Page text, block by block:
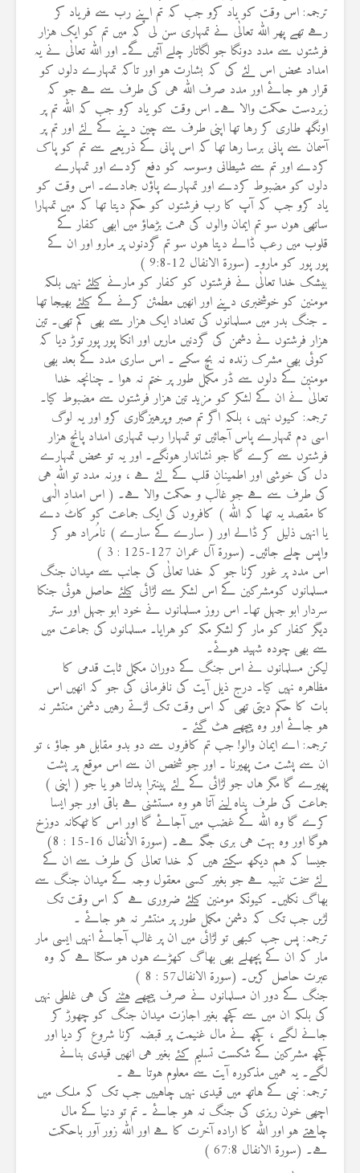
ترجمہ: اس وقت کو یاد کرو جب کہ تم اپنے رب سے فریاد کر
رہے تھے پھر اللہ تعالٰی نے تمہاری سن لی کہ میں تم کو ایک ہزار
فرشتوں سے مدد دونگا جو لگاتار چلے آئیں گے۔ اور اللہ تعالٰی نے یہ
امداد محض اس لئے کی کہ بشارت ہو اور تاکہ تمہارے دلوں کو
قرار ہو جائے اور مدد صرف اللہ ہی کی طرف سے ہے جو کہ
زبردست حکمت والا ہے۔ اس وقت کو یاد کرو جب کہ اللہ تم پر
اونگھ طاری کر رہا تھا اپنی طرف سے چین دینے کے لئے اور تم پر
آسمان سے پانی برسا رہا تھا کہ اس پانی کے ذریعے سے تم کو پاک
کردے اور تم سے شیطانی وسوسہ کو دفع کردے اور تمہارے
دلوں کو مضبوط کردے اور تمہارے پاؤں جمادے۔ اس وقت کو
یاد کرو جب کہ آپ کا رب فرشتوں کو حکم دیتا تھا کہ میں تمہارا
ساتھی ہوں سو تم ایمان والوں کی ہمت بڑھاؤ میں ابھی کفار کے
قلوب میں رعب ڈالے دیتا ہوں سو تم گردنوں پر مارو اور ان کے
پور پور کو مارو۔ (سورة الانفال 12-9:8 )
بیشک خدا تعالٰی نے فرشتوں کو کفار کو مارنے کیلئے نہیں بلکہ
مومنین کو خوشخبری دینے اور انھیں مطمئن کرنے کے کیلئے بھیجا تھا
۔ جنگ بدر میں مسلمانوں کی تعداد ایک ہزار سے بھی کم تھی۔ تین
ہزار فرشتوں نے دشمن کی گردنیں ماریں اور انکا پور پور توڑ دیا کہ
کوئی بھی مشرک زندہ نہ بچ سکے ۔ اس ساری مدد کے بعد بھی
مومنین کے دلوں سے ڈر مکمل طور پر ختم نہ ہوا ۔ چنانچہ خدا
تعالیٰ نے ان کے لشکر کو مزید تین ہزار فرشتوں سے مضبوط کیا۔
ترجمہ: کیوں نہیں ، بلکہ اگر تم صبر وپرہیزگاری کرو اور یہ لوگ
اسی دم تمہارے پاس آجائیں تو تمہارا رب تمہاری امداد پانچ ہزار
فرشتوں سے کرے گا جو نشاندار ہونگے۔ اور یہ تو محض تمہارے
دل کی خوشی اور اطمینانِ قلب کے لئے ہے ، ورنہ مدد تو اللہ ہی
کی طرف سے ہے جو غالب و حکمت والا ہے۔ ( اس امدادِ الٰہی
کا مقصد یہ تھا کہ اللہ ) کافروں کی ایک جماعت کو کاٹ دے
یا انہیں ذلیل کر ڈالے اور ( سارے کے سارے ) نامُراد ہو کر
واپس چلے جائیں۔ (سورۃ آل عمران 127-125 : 3 )
اس مدد پر غور کرنا جو کہ خدا تعالٰی کی جانب سے میدان جنگ
مسلمانوں کومشرکین کے اس لشکر سے لڑائی کیلئے حاصل ہوئی جنکا
سردار ابو جہل تھا۔ اس روز مسلمانوں نے خود ابو جہل اور ستر
دیگر کفار کو مار کر لشکر مکہ کو ہرایا۔ مسلمانوں کی جماعت میں
سے بھی چودہ شہید ہوئے۔
لیکن مسلمانوں نے اس جنگ کے دوران مکمل ثابت قدمی کا
مظاہرہ نہیں کیا۔ درج ذیل آیت کی نافرمانی کی جو کہ انھیں اس
بات کا حکم دیتی تھی کہ اس وقت تک لڑتے رہیں دشمن منتشر نہ
ہو جائے اور وہ پیچھے ہٹ گئے ۔
ترجمہ: اے ایمان والو! جب تم کافروں سے دو بدو مقابل ہو جاؤ ، تو
ان سے پشت مت پھیرنا ۔ اور جو شخص ان سے اس موقع پر پشت
پھیرے گا مگر ہاں جو لڑائی کے لئے پینترا بدلتا ہو یا جو ( اپنی )
جماعت کی طرف پناہ لینے آتا ہو وہ مستشنٰی ہے باقی اور جو ایسا
کرے گا وہ اللہ کے غضب میں آجائے گا اور اس کا ٹھکانہ دوزخ
ہوگا اور وہ بہت ہی بری جگہ ہے۔ (سورة الأنفال 16-15 : 8)
جیسا کہ ہم دیکھ سکتے ہیں کہ خدا تعالی کی طرف سے ان کے
لئے سخت تنبيہ ہے جو بغیر کسی معقول وجہ کے میدان جنگ سے
بھاگ نکلیں۔ کیونکہ مومنین کیلئے ضروری ہے کہ اس وقت تک
لڑیں جب تک کہ دشمن مکمل طور پر منتشر نہ ہو جائے ۔
ترجمہ: پس جب کبھی تو لڑائی میں ان پر غالب آجائے انہیں ایسی مار
مار کہ ان کے پچھلے بھی بھاگ کھڑے ہوں ہو سکتا ہے کہ وہ
عبرت حاصل کریں۔ (سورۃ الانفال57 : 8 )
جنگ کے دور ان مسلمانوں نے صرف پیچھے ہٹنے کی ہی غلطی نہیں
کی بلکہ ان میں سے کچھ بغیر اجازت میدان جنگ کو چھوڑ کر
جانے لگے ، کچھ نے مال غنیمت پر قبضہ کرنا شروع کر دیا اور
کچھ مشرکین کے شکست تسلیم کئے بغیر ہی انھیں قیدی بنانے
لگے۔ یہ ہمیں مذکورہ آیت سے معلوم ہوتا ہے ۔
ترجمہ: نبی کے ہاتھ میں قیدی نہیں چاہییں جب تک کہ ملک میں
اچھی خون ریزی کی جنگ نہ ہو جائے ۔ تم تو دنیا کے مال
چاہتے ہو اور اللہ کا ارادہ آخرت کا ہے اور اللہ زور آور باحکمت
ہے۔ (سورة الانفال 67:8 )